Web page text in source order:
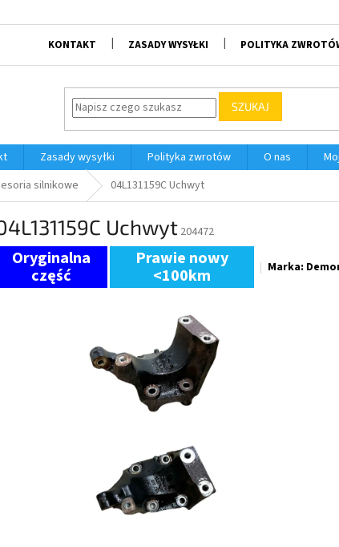
KONTAKT ZASADY WYSYŁKI POLITYKA
SZUKAJ
Zasady wysyłki Polityka zwrotów O nas
silnikowe 04L131159C Uchwyt
Uchwyt 204472
Prawie nowy
<100km Marka: